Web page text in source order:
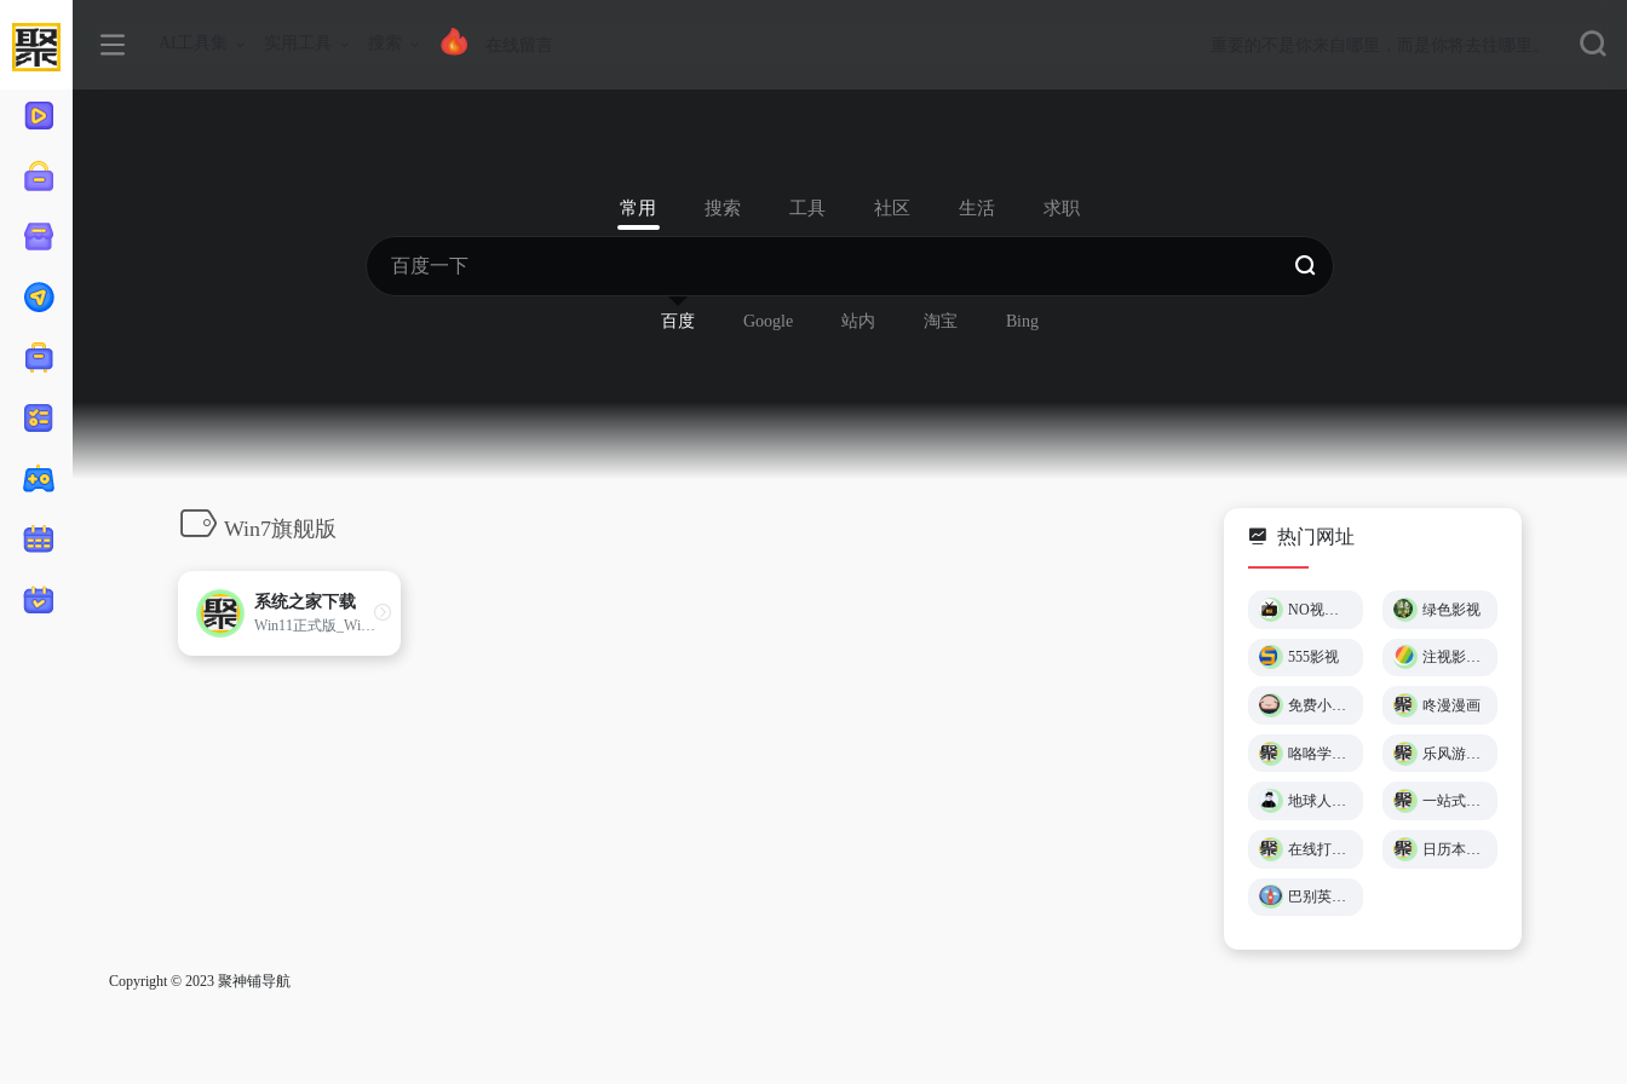
常用 搜索 工具 社区 生活 求职
百度 Google 站内 淘宝 Bing
Win7旗舰版
系统之家下载
Win11正式版_Win10系统专业版下载_Ghost Win7旗舰版
热门网址
绿色影视
555影视 注视影视 - 免费在线观影
免费小游戏在线玩 🕹️ 小猪秒玩 咚漫漫画
地球人导航 - 探索全网优质免费资源 一站式在线工具服务平台 - 工具派
巴别英语 - 英语听力练习,看美剧学英语
Copyright © 2023 聚神铺导航